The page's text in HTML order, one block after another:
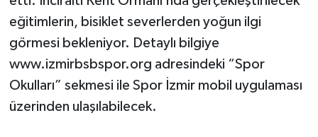
eğitimlerin, bisiklet severlerden yoğun ilgi
görmesi bekleniyor. Detaylı bilgiye
www.izmirbsbspor.org adresindeki “Spor
Okulları” sekmesi ile Spor İzmir mobil uygulaması
üzerinden ulaşılabilecek.